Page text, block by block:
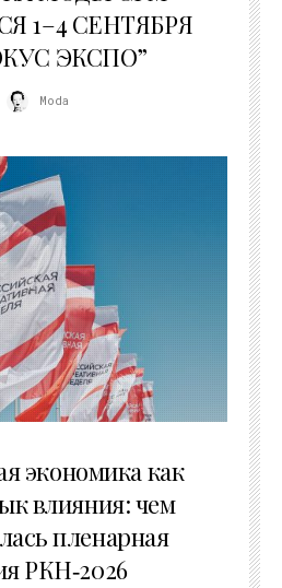
1–4 СЕНТЯБРЯ
ЭКСПО”
Moda
экономика как
влияния: чем
пленарная
РКН‑2026